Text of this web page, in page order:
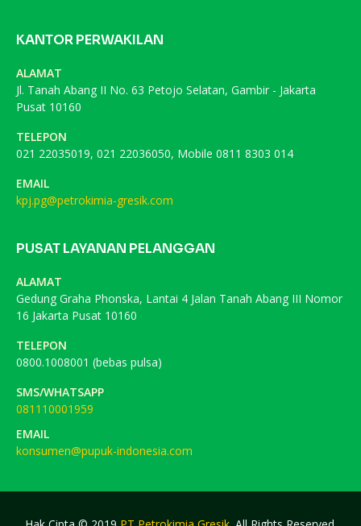
KANTOR PERWAKILAN
ALAMAT
Jl. Tanah Abang II No. 63 Petojo Selatan, Gambir - Jakarta
Pusat 10160
TELEPON
021 22035019, 021 22036050, Mobile 0811 8303 014
EMAIL
kpj.pg@petrokimia-gresik.com
PUSAT LAYANAN PELANGGAN
ALAMAT
Gedung Graha Phonska, Lantai 4 Jalan Tanah Abang III Nomor
16 Jakarta Pusat 10160
TELEPON
0800.1008001 (bebas pulsa)
SMS/WHATSAPP
081110001959
EMAIL
konsumen@pupuk-indonesia.com